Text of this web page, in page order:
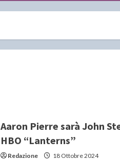
Aaron Pierre sarà John
HBO “Lanterns”
Redazione 18 Ottobre 2024